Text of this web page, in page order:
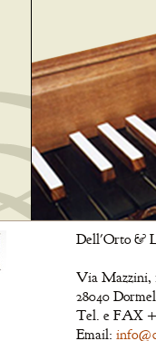
Dell'Orto &
Via Mazzini,
28040
Tel. e FAX
Email: